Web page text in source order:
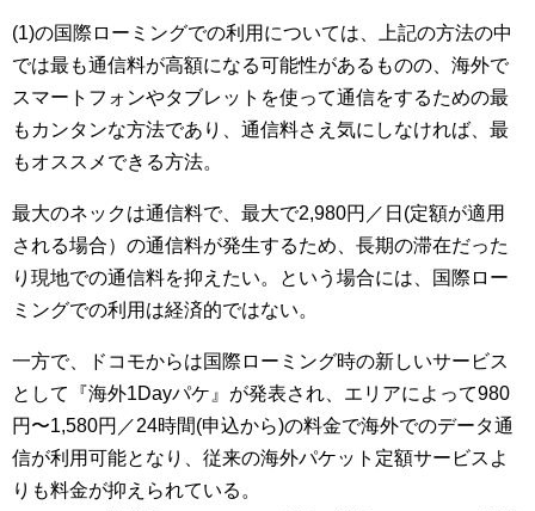
(1)の国際ローミングでの利用については、上記の方法の中
では最も通信料が高額になる可能性があるものの、海外で
スマートフォンやタブレットを使って通信をするための最
もカンタンな方法であり、通信料さえ気にしなければ、最
もオススメできる方法。
最大のネックは通信料で、最大で2,980円／日(定額が適用
される場合）の通信料が発生するため、長期の滞在だった
り現地での通信料を抑えたい。という場合には、国際ロー
ミングでの利用は経済的ではない。
一方で、ドコモからは国際ローミング時の新しいサービス
として『海外1Dayパケ』が発表され、エリアによって980
円〜1,580円／24時間(申込から)の料金で海外でのデータ通
信が利用可能となり、従来の海外パケット定額サービスよ
りも料金が抑えられている。